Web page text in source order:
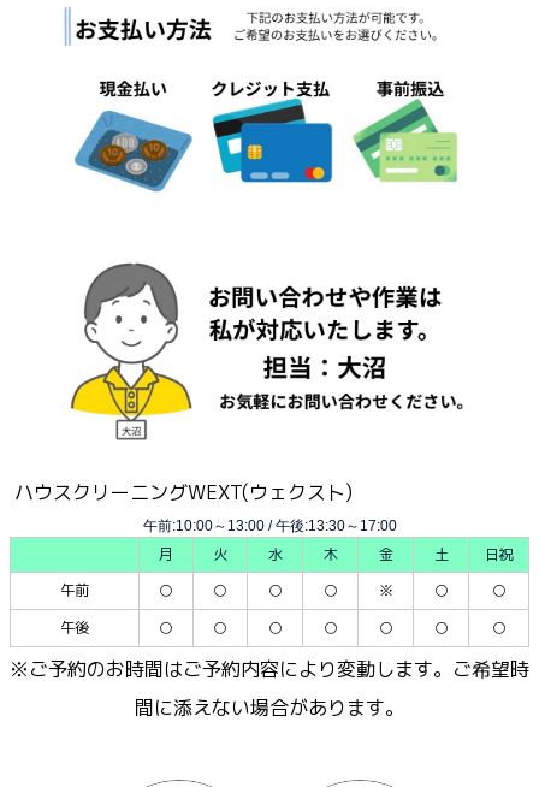
ハウスクリーニングWEXT(ウェクスト)
午前:10:00～13:00 / 午後:13:30～17:00
月 火 水 木 金 土
日祝
午前
○ ○ ○ ○ ※ ○
○
午後
○ ○ ○ ○ ○ ○ ○
※ご予約のお時間はご予約内容により変動します。ご希望時
間に添えない場合があります。